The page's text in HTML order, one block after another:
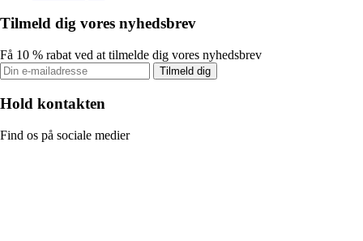
Tilmeld dig vores nyhedsbrev
Få 10 % rabat ved at tilmelde dig vores nyhedsbrev
Tilmeld dig
Hold kontakten
Find os på sociale medier